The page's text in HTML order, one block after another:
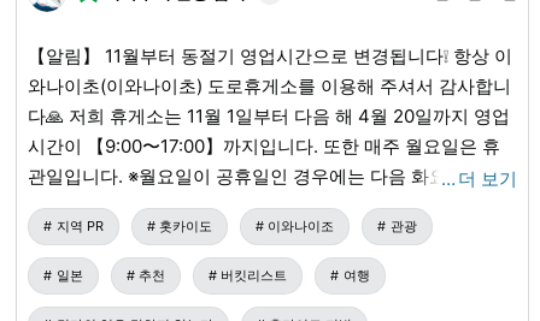
【알림】 11월부터 동절기 영업시간으로 변경됩니다❕ 항상 이
와나이초(이와나이초) 도로휴게소를 이용해 주셔서 감사합니
다🙏 저희 휴게소는 11월 1일부터 다음 해 4월 20일까지 영업
시간이 【9:00〜17:00】까지입니다. 또한 매주 월요일은 휴
관일입니다. ※월요일이 공휴일인 경우에는 다음 화요일이 휴
관일입니다. ◎스탬프 랠리의 스탬프도 위 영업시간 및 휴관
일과 동일하게 적용되오니 양해 바랍니다. 겨울 기간에도 여
러분의 방문을 기다리고 있겠습니다😊 이와나이초(이와나이
초) 도로휴게소🐟
… 더 보기
지역 PR 홋카이도 이와나이조 관광
일본 추천 버킷리스트 여행